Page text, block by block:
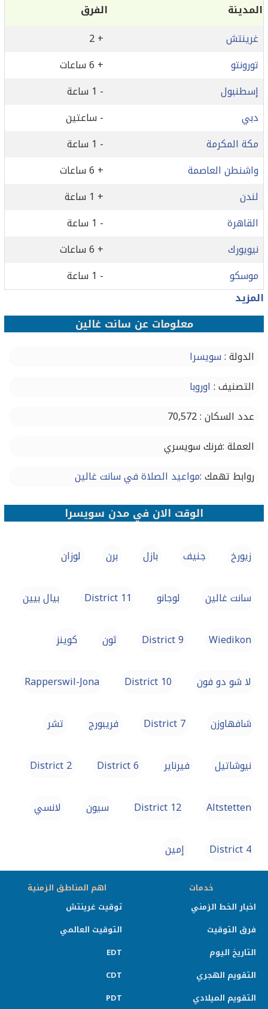
المدينة
الفرق
غرينتش
+ 2
تورونتو
+ 6 ساعات
إسطنبول
- 1 ساعة
دبي
- ساعتين
مكة المكرمة
- 1 ساعة
واشنطن العاصمة
+ 6 ساعات
لندن
+ 1 ساعة
القاهرة
- 1 ساعة
نيويورك
+ 6 ساعات
موسكو
- 1 ساعة
المزيد
معلومات عن سانت غالين
الدولة :سويسرا
التصنيف : اوروبا
عدد السكان : 70,572
العملة :فرنك سويسري
روابط تهمك :مواعيد الصلاة في سانت غالين
الوقت الان في مدن سويسرا
زيورخ جنيف بازل برن لوزان
سانت غالين لوجانو District 11 بيال بيين
Wiedikon
District 9 ثون كوينز
لا شو دو فون District 10
Rapperswil-Jona
شافهاوزن District 7 فريبورج تشر
نيوشاتيل فيرناير District 6
District 2
Altstetten
District 12 سيون لانسي
District 4 إمين
خدمات
اخبار الخط الزمني
فرق التوقيت
التاريخ اليوم
التقويم الهجري
التقويم الميلادي
اهم المناطق الزمنية
توقيت غرينتش
التوقيت العالمي
EDT
CDT
PDT